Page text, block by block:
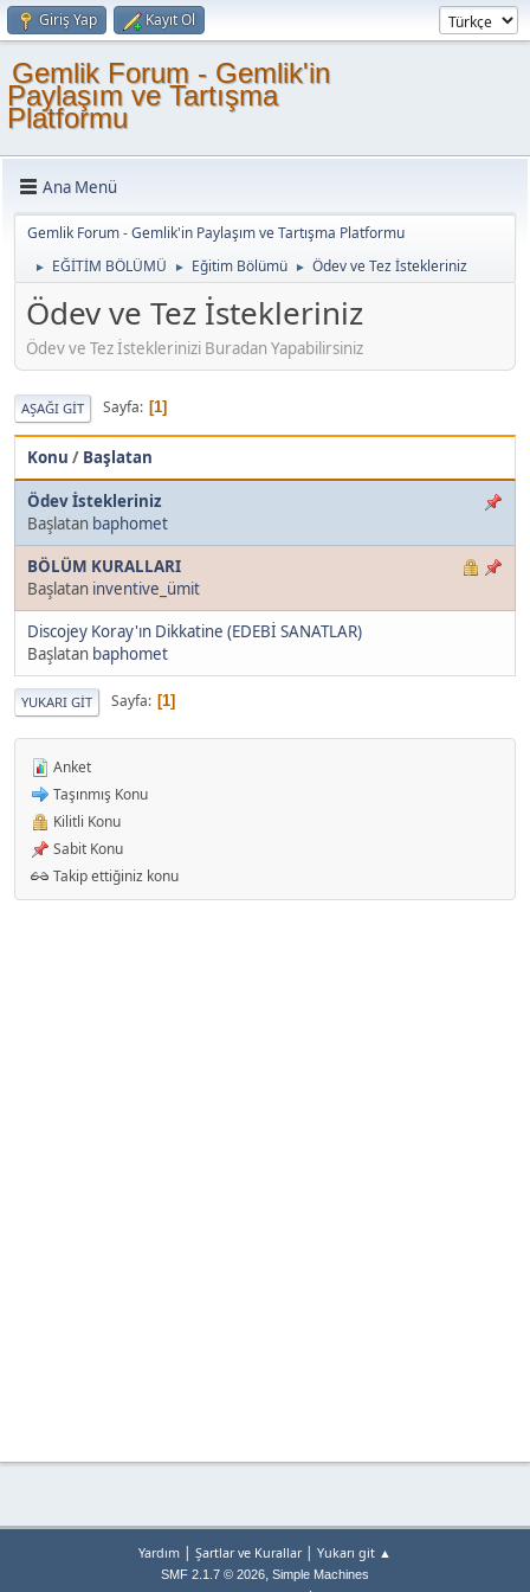
Giriş Yap Kayıt Ol
Gemlik Forum - Gemlik'in
Paylaşım ve Tartışma
Platformu
Ana Menü
Gemlik Forum - Gemlik'in Paylaşım ve Tartışma Platformu
► EĞİTİM BÖLÜMÜ ► Eğitim Bölümü ► Ödev ve Tez İstekleriniz
Ödev ve Tez İstekleriniz
Ödev ve Tez İsteklerinizi Buradan Yapabilirsiniz
AŞAĞI GIT Sayfa 1
Konu / Başlatan
Ödev İstekleriniz
Başlatan baphomet
BÖLÜM KURALLARI
Başlatan inventive_ümit
Discojey Koray'ın Dikkatine (EDEBİ SANATLAR)
Başlatan baphomet
YUKARI GIT Sayfa 1
Anket
Taşınmış Konu
Kilitli Konu
Sabit Konu
Takip ettiğiniz konu
Yardım | Şartlar ve Kurallar| Yukarı git ▲
SMF 2.1.7 © 2026, Simple Machines